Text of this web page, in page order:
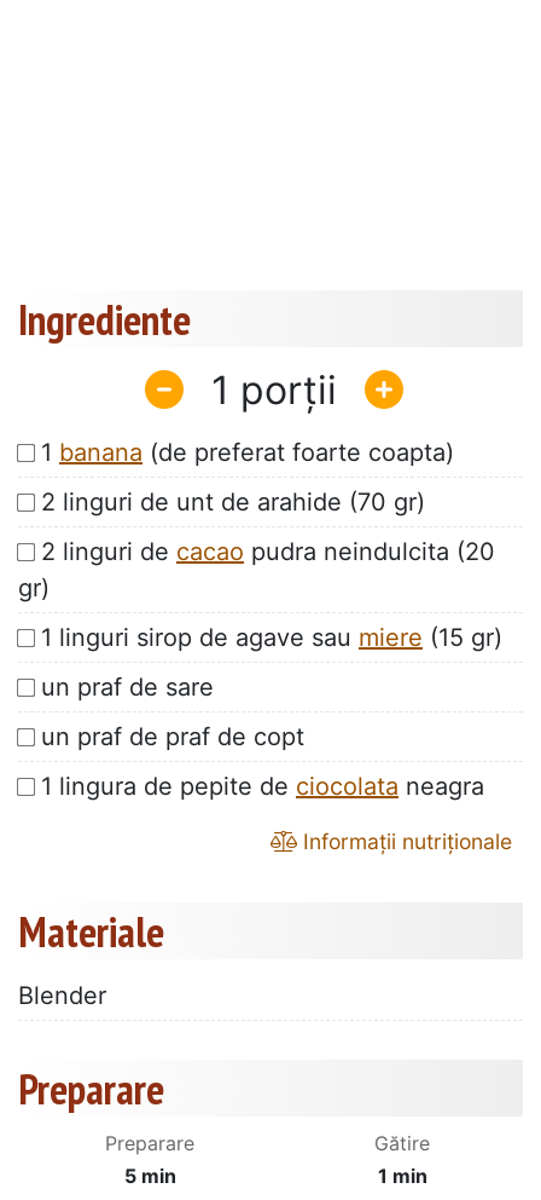
Ingrediente
1
1 banana (de preferat foarte coapta)
2 linguri de unt de arahide (70 gr)
2 linguri de cacao pudra neindulcita (20
gr)
1 linguri sirop de agave sau miere (15 gr)
un praf de sare
un praf de praf de copt
1 lingura de pepite de ciocolata neagra
Informații nutriționale
Materiale
Blender
Preparare
Preparare
5 min
Gătire
1 min